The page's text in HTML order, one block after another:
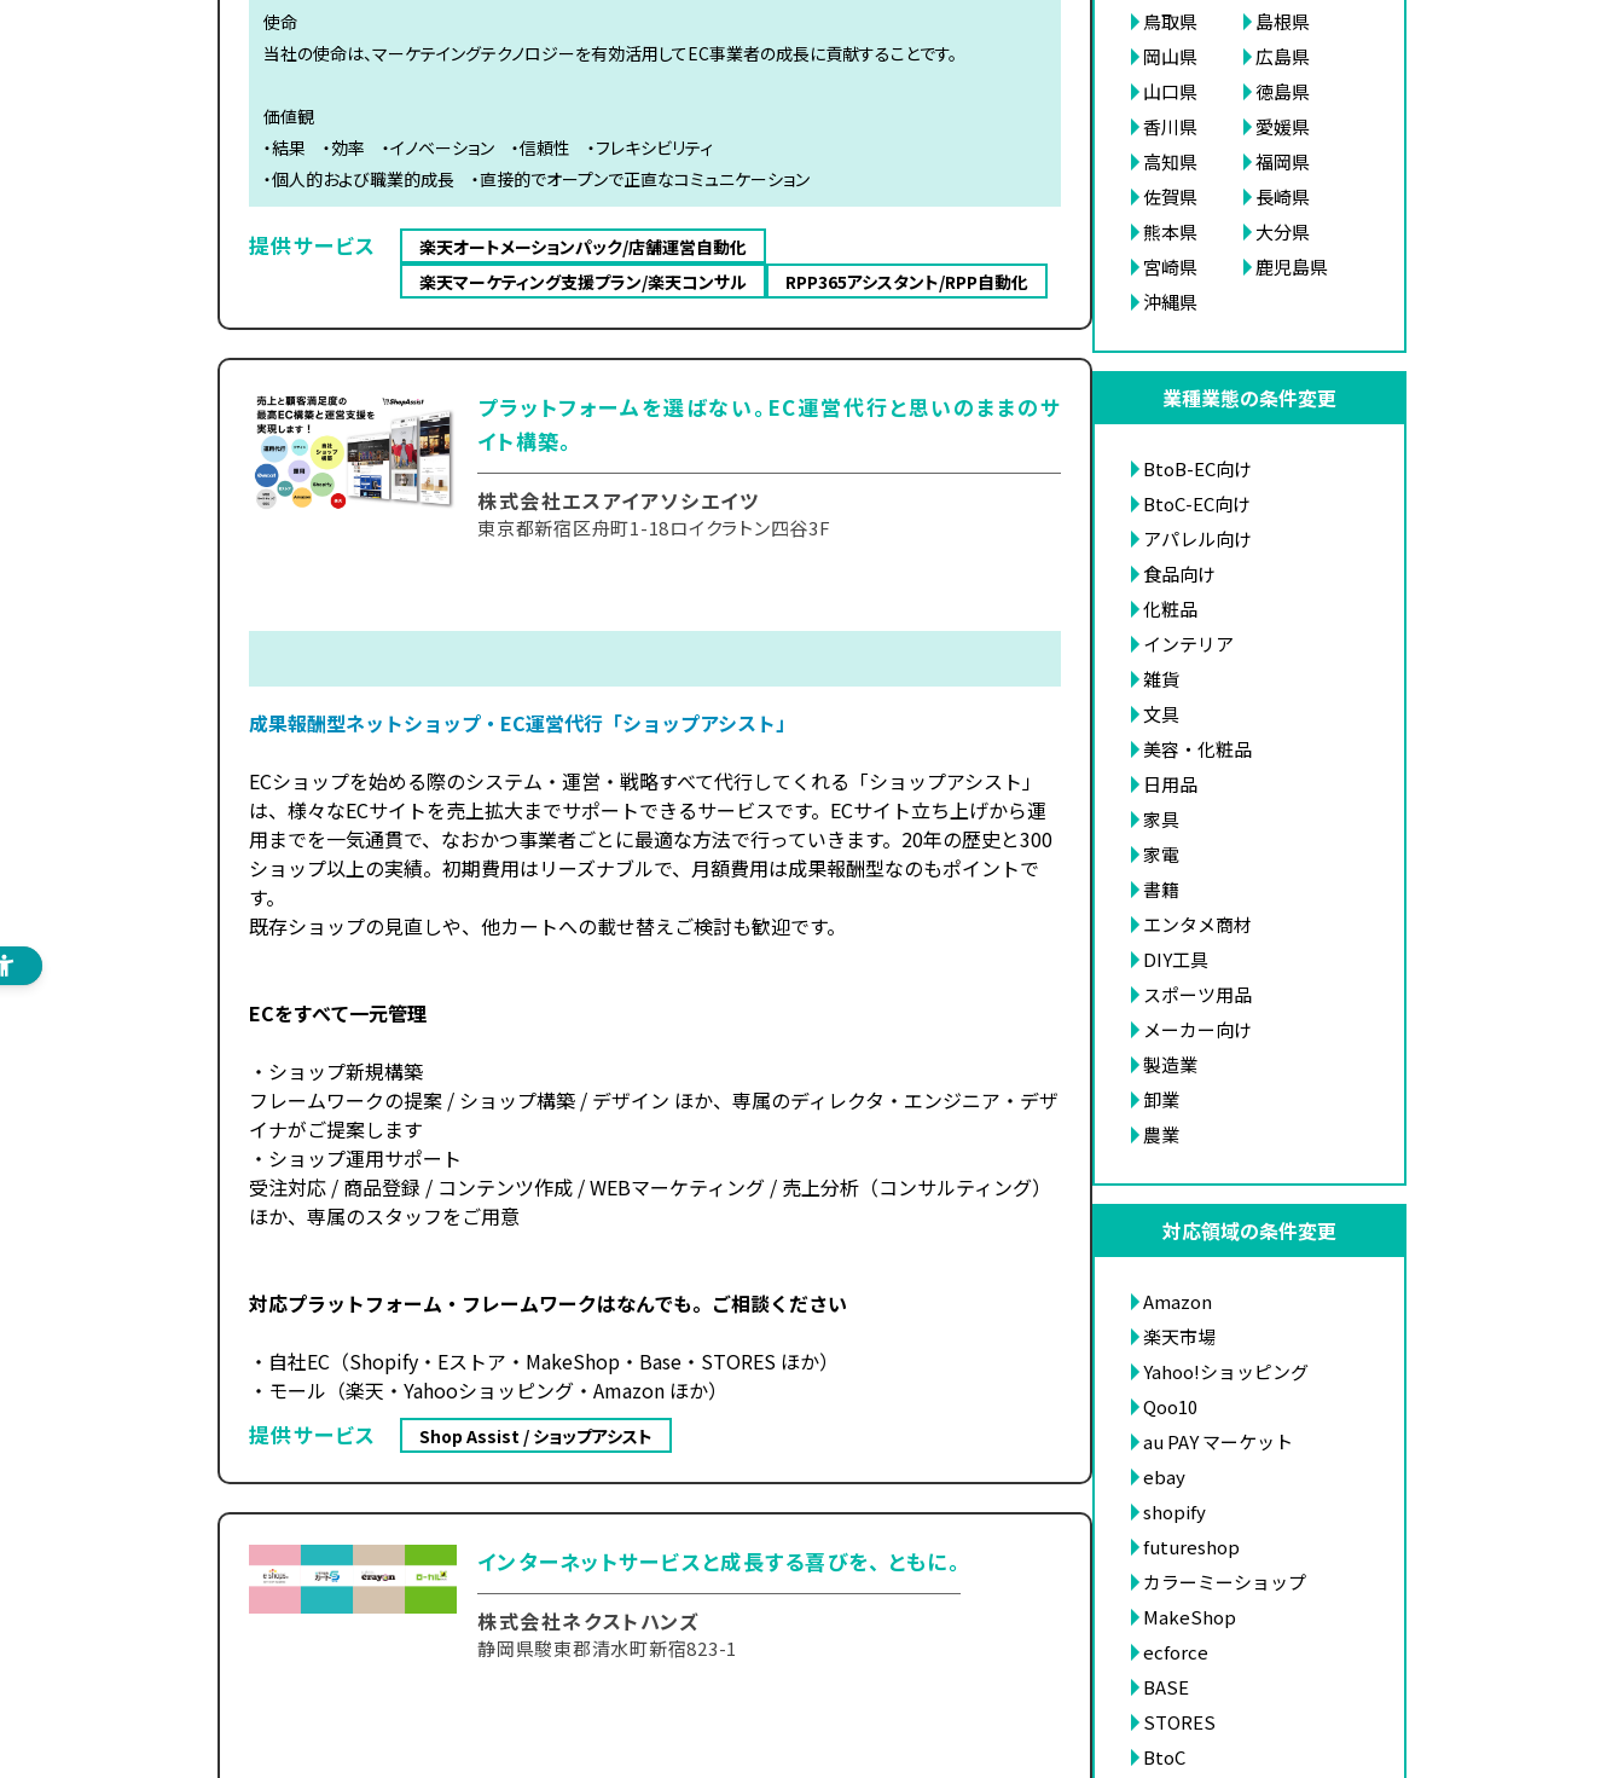
使命
当社の使命は、マーケテイングテクノロジーを有効活用してEC事業者の成長に貢献することです。
価値観
・結果 ・効率 ・イノベーション ・信頼性 ・フレキシビリティ
・個人的および職業的成長 ・直接的でオープンで正直なコミュニケーション
提供サービス
楽天オートメーションパック/店舗運営自動化
楽天マーケティング支援プラン/楽天コンサル
RPP365アシスタント/RPP自動化
プラットフォームを選ばない。EC運営代行と思いのままのサ
イト構築。
株式会社エスアイアソシエイツ
東京都新宿区舟町1-18ロイクラトン四谷3F
成果報酬型ネットショップ・EC運営代行「ショップアシスト」
ECショップを始める際のシステム・運営・戦略すべて代行してくれる「ショップアシスト」
は、様々なECサイトを売上拡大までサポートできるサービスです。ECサイト立ち上げから運
用までを一気通貫で、なおかつ事業者ごとに最適な方法で行っていきます。20年の歴史と300
ショップ以上の実績。初期費用はリーズナブルで、月額費用は成果報酬型なのもポイントで
す。
既存ショップの見直しや、他カートへの載せ替えご検討も歓迎です。
ECをすべて一元管理
・ショップ新規構築
フレームワークの提案 / ショップ構築 / デザイン ほか、専属のディレクタ・エンジニア・デザ
イナがご提案します
・ショップ運用サポート
受注対応 / 商品登録 / コンテンツ作成 / WEBマーケティング / 売上分析（コンサルティング）
ほか、専属のスタッフをご用意
対応プラットフォーム・フレームワークはなんでも。ご相談ください
・自社EC（Shopify・Eストア・MakeShop・Base・STORES ほか）
・モール（楽天・Yahooショッピング・Amazon ほか）
提供サービス Shop Assist / ショップアシスト
インターネットサービスと成長する喜びを、 ともに。
株式会社ネクストハンズ
静岡県駿東郡清水町新宿823-1
鳥取県
島根県
岡山県
広島県
山口県
徳島県
香川県
愛媛県
高知県
福岡県
佐賀県
長崎県
熊本県
大分県
宮崎県
鹿児島県
沖縄県
業種業態の条件変更
BtoB-EC向け
BtoC-EC向け
アパレル向け
食品向け
化粧品
インテリア
雑貨
文具
美容・化粧品
日用品
家具
家電
書籍
エンタメ商材
DIY工具
スポーツ用品
メーカー向け
製造業
卸業
農業
対応領域の条件変更
Amazon
楽天市場
Yahoo!ショッピング
Qoo10
au PAY マーケット
ebay
shopify
futureshop
カラーミーショップ
MakeShop
ecforce
BASE
STORES
BtoC